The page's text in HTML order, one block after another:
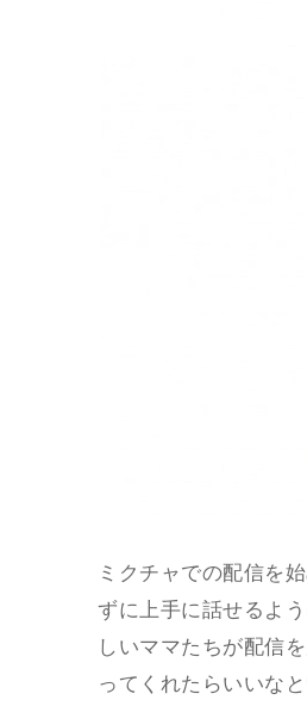
ミクチャでの配信を
ずに上手に話せるよ
しいママたちが配信
ってくれたらいいな